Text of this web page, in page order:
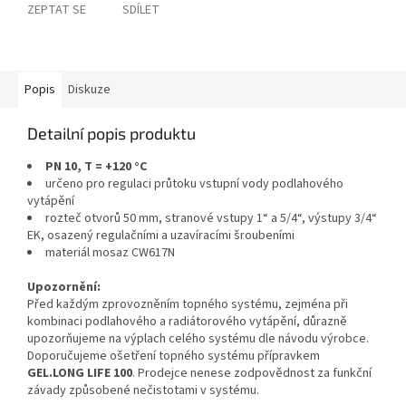
ZEPTAT SE SDÍLET
Popis Diskuze
Detailní popis produktu
PN 10, T = +120 °C
určeno pro regulaci průtoku vstupní vody podlahového
vytápění
rozteč otvorů 50 mm, stranové vstupy 1“ a 5/4“, výstupy 3/4“
EK, osazený regulačními a uzavíracími šroubeními
materiál mosaz CW617N
Upozornění:
Před každým zprovozněním topného systému, zejména při
kombinaci podlahového a radiátorového vytápění, důrazně
upozorňujeme na výplach celého systému dle návodu výrobce.
Doporučujeme ošetření topného systému přípravkem
GEL.LONG LIFE 100. Prodejce nenese zodpovědnost za funkční
závady způsobené nečistotami v systému.